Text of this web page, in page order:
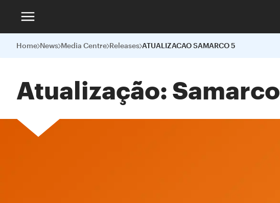
Home News Media Centre Releases ATUALIZACAO SAMARCO 5
Atualização: Samarco